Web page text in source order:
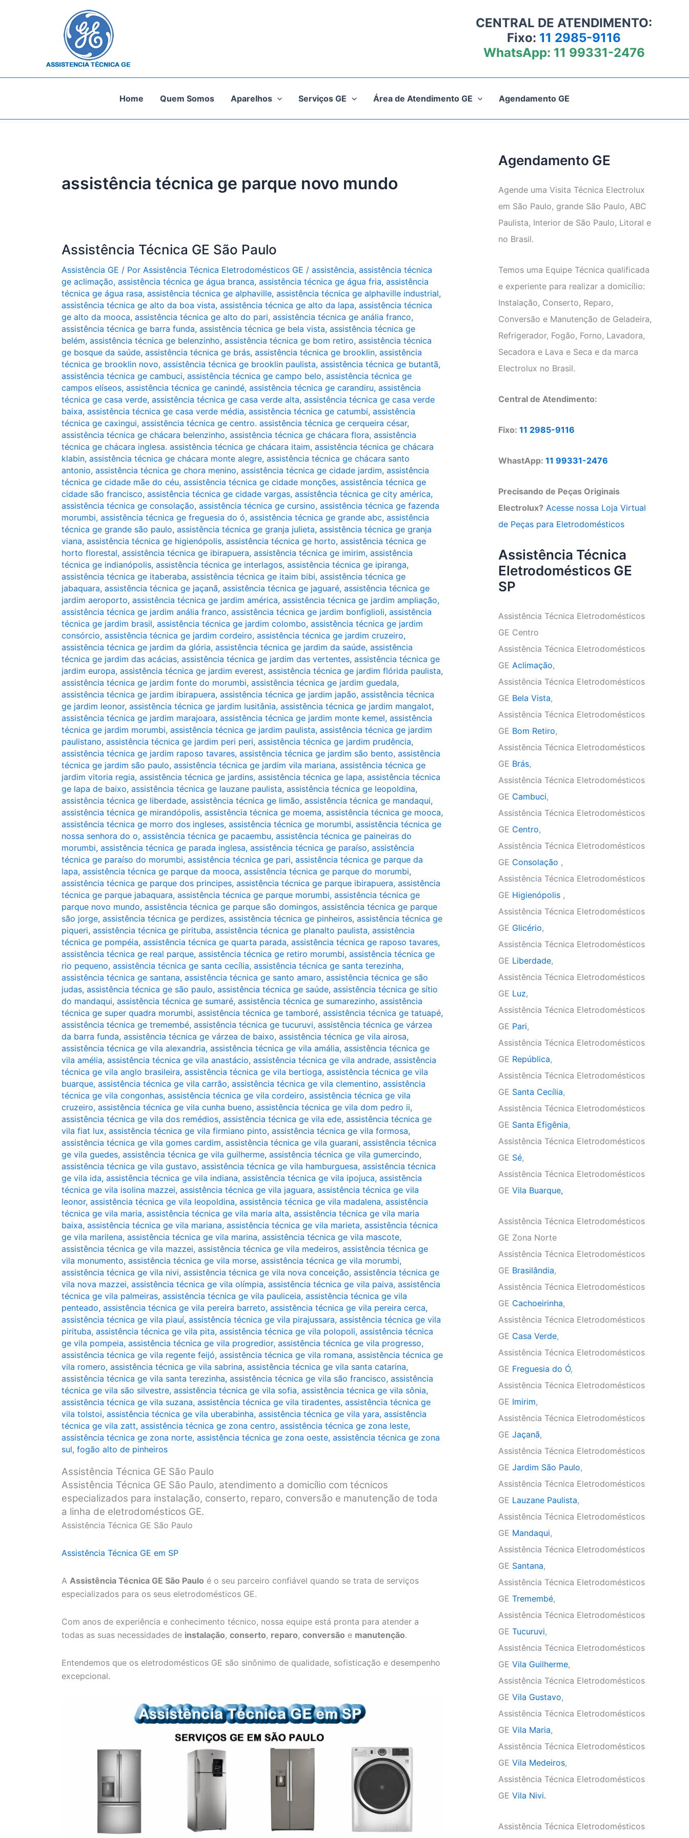
CENTRAL DE ATENDIMENTO:
Fixo: 11 2985-9116
WhatsApp: 11 99331-2476
Home Quem Somos Aparelhos Serviços GE Área de Atendimento GE Agendamento GE
assistência técnica ge parque novo mundo
Assistência Técnica GE São Paulo
Assistência GE / Por Assistência Técnica Eletrodomésticos GE / assistência, assistência técnica
ge aclimação, assistência técnica ge água branca, assistência técnica ge água fria, assistência
técnica ge água rasa, assistência técnica ge alphaville, assistência técnica ge alphaville industrial,
assistência técnica ge alto da boa vista, assistência técnica ge alto da lapa, assistência técnica
ge alto da mooca, assistência técnica ge alto do pari, assistência técnica ge anália franco,
assistência técnica ge barra funda, assistência técnica ge bela vista, assistência técnica ge
belém, assistência técnica ge belenzinho, assistência técnica ge bom retiro, assistência técnica
ge bosque da saúde, assistência técnica ge brás, assistência técnica ge brooklin, assistência
técnica ge brooklin novo, assistência técnica ge brooklin paulista, assistência técnica ge butantã,
assistência técnica ge cambuci, assistência técnica ge campo belo, assistência técnica ge
campos elíseos, assistência técnica ge canindé, assistência técnica ge carandiru, assistência
técnica ge casa verde, assistência técnica ge casa verde alta, assistência técnica ge casa verde
baixa, assistência técnica ge casa verde média, assistência técnica ge catumbi, assistência
técnica ge caxingui, assistência técnica ge centro. assistência técnica ge cerqueira césar,
assistência técnica ge chácara belenzinho, assistência técnica ge chácara flora, assistência
técnica ge chácara inglesa. assistência técnica ge chácara itaim, assistência técnica ge chácara
klabin, assistência técnica ge chácara monte alegre, assistência técnica ge chácara santo
antonio, assistência técnica ge chora menino, assistência técnica ge cidade jardim, assistência
técnica ge cidade mãe do céu, assistência técnica ge cidade monções, assistência técnica ge
cidade são francisco, assistência técnica ge cidade vargas, assistência técnica ge city américa,
assistência técnica ge consolação, assistência técnica ge cursino, assistência técnica ge fazenda
morumbi, assistência técnica ge freguesia do ó, assistência técnica ge grande abc, assistência
técnica ge grande são paulo, assistência técnica ge granja julieta, assistência técnica ge granja
viana, assistência técnica ge higienópolis, assistência técnica ge horto, assistência técnica ge
horto florestal, assistência técnica ge ibirapuera, assistência técnica ge imirim, assistência
técnica ge indianópolis, assistência técnica ge interlagos, assistência técnica ge ipiranga,
assistência técnica ge itaberaba, assistência técnica ge itaim bibi, assistência técnica ge
jabaquara, assistência técnica ge jaçanã, assistência técnica ge jaguaré, assistência técnica ge
jardim aeroporto, assistência técnica ge jardim américa, assistência técnica ge jardim ampliação,
assistência técnica ge jardim anália franco, assistência técnica ge jardim bonfiglioli, assistência
técnica ge jardim brasil, assistência técnica ge jardim colombo, assistência técnica ge jardim
consórcio, assistência técnica ge jardim cordeiro, assistência técnica ge jardim cruzeiro,
assistência técnica ge jardim da glória, assistência técnica ge jardim da saúde, assistência
técnica ge jardim das acácias, assistência técnica ge jardim das vertentes, assistência técnica ge
jardim europa, assistência técnica ge jardim everest, assistência técnica ge jardim flórida paulista,
assistência técnica ge jardim fonte do morumbi, assistência técnica ge jardim guedala,
assistência técnica ge jardim ibirapuera, assistência técnica ge jardim japão, assistência técnica
ge jardim leonor, assistência técnica ge jardim lusitânia, assistência técnica ge jardim mangalot,
assistência técnica ge jardim marajoara, assistência técnica ge jardim monte kemel, assistência
técnica ge jardim morumbi, assistência técnica ge jardim paulista, assistência técnica ge jardim
paulistano, assistência técnica ge jardim peri peri, assistência técnica ge jardim prudência,
assistência técnica ge jardim raposo tavares, assistência técnica ge jardim são bento, assistência
técnica ge jardim são paulo, assistência técnica ge jardim vila mariana, assistência técnica ge
jardim vitoria regia, assistência técnica ge jardins, assistência técnica ge lapa, assistência técnica
ge lapa de baixo, assistência técnica ge lauzane paulista, assistência técnica ge leopoldina,
assistência técnica ge liberdade, assistência técnica ge limão, assistência técnica ge mandaqui,
assistência técnica ge mirandópolis, assistência técnica ge moema, assistência técnica ge mooca,
assistência técnica ge morro dos ingleses, assistência técnica ge morumbi, assistência técnica ge
nossa senhora do o, assistência técnica ge pacaembu, assistência técnica ge paineiras do
morumbi, assistência técnica ge parada inglesa, assistência técnica ge paraíso, assistência
técnica ge paraíso do morumbi, assistência técnica ge pari, assistência técnica ge parque da
lapa, assistência técnica ge parque da mooca, assistência técnica ge parque do morumbi,
assistência técnica ge parque dos principes, assistência técnica ge parque ibirapuera, assistência
técnica ge parque jabaquara, assistência técnica ge parque morumbi, assistência técnica ge
parque novo mundo, assistência técnica ge parque são domingos, assistência técnica ge parque
são jorge, assistência técnica ge perdizes, assistência técnica ge pinheiros, assistência técnica ge
piqueri, assistência técnica ge pirituba, assistência técnica ge planalto paulista, assistência
técnica ge pompéia, assistência técnica ge quarta parada, assistência técnica ge raposo tavares,
assistência técnica ge real parque, assistência técnica ge retiro morumbi, assistência técnica ge
rio pequeno, assistência técnica ge santa cecília, assistência técnica ge santa terezinha,
assistência técnica ge santana, assistência técnica ge santo amaro, assistência técnica ge são
judas, assistência técnica ge são paulo, assistência técnica ge saúde, assistência técnica ge sítio
do mandaqui, assistência técnica ge sumaré, assistência técnica ge sumarezinho, assistência
técnica ge super quadra morumbi, assistência técnica ge tamboré, assistência técnica ge tatuapé,
assistência técnica ge tremembé, assistência técnica ge tucuruvi, assistência técnica ge várzea
da barra funda, assistência técnica ge várzea de baixo, assistência técnica ge vila airosa,
assistência técnica ge vila alexandria, assistência técnica ge vila amália, assistência técnica ge
vila amélia, assistência técnica ge vila anastácio, assistência técnica ge vila andrade, assistência
técnica ge vila anglo brasileira, assistência técnica ge vila bertioga, assistência técnica ge vila
buarque, assistência técnica ge vila carrão, assistência técnica ge vila clementino, assistência
técnica ge vila congonhas, assistência técnica ge vila cordeiro, assistência técnica ge vila
cruzeiro, assistência técnica ge vila cunha bueno, assistência técnica ge vila dom pedro ii,
assistência técnica ge vila dos remédios, assistência técnica ge vila ede, assistência técnica ge
vila fiat lux, assistência técnica ge vila firmiano pinto, assistência técnica ge vila formosa,
assistência técnica ge vila gomes cardim, assistência técnica ge vila guarani, assistência técnica
ge vila guedes, assistência técnica ge vila guilherme, assistência técnica ge vila gumercindo,
assistência técnica ge vila gustavo, assistência técnica ge vila hamburguesa, assistência técnica
ge vila ida, assistência técnica ge vila indiana, assistência técnica ge vila ipojuca, assistência
técnica ge vila isolina mazzei, assistência técnica ge vila jaguara, assistência técnica ge vila
leonor, assistência técnica ge vila leopoldina, assistência técnica ge vila madalena, assistência
técnica ge vila maria, assistência técnica ge vila maria alta, assistência técnica ge vila maria
baixa, assistência técnica ge vila mariana, assistência técnica ge vila marieta, assistência técnica
ge vila marilena, assistência técnica ge vila marina, assistência técnica ge vila mascote,
assistência técnica ge vila mazzei, assistência técnica ge vila medeiros, assistência técnica ge
vila monumento, assistência técnica ge vila morse, assistência técnica ge vila morumbi,
assistência técnica ge vila nivi, assistência técnica ge vila nova conceição, assistência técnica ge
vila nova mazzei, assistência técnica ge vila olímpia, assistência técnica ge vila paiva, assistência
técnica ge vila palmeiras, assistência técnica ge vila pauliceia, assistência técnica ge vila
penteado, assistência técnica ge vila pereira barreto, assistência técnica ge vila pereira cerca,
assistência técnica ge vila piauí, assistência técnica ge vila pirajussara, assistência técnica ge vila
pirituba, assistência técnica ge vila pita, assistência técnica ge vila polopoli, assistência técnica
ge vila pompeia, assistência técnica ge vila progredior, assistência técnica ge vila progresso,
assistência técnica ge vila regente feijó, assistência técnica ge vila romana, assistência técnica ge
vila romero, assistência técnica ge vila sabrina, assistência técnica ge vila santa catarina,
assistência técnica ge vila santa terezinha, assistência técnica ge vila são francisco, assistência
técnica ge vila são silvestre, assistência técnica ge vila sofia, assistência técnica ge vila sônia,
assistência técnica ge vila suzana, assistência técnica ge vila tiradentes, assistência técnica ge
vila tolstoi, assistência técnica ge vila uberabinha, assistência técnica ge vila yara, assistência
técnica ge vila zatt, assistência técnica ge zona centro, assistência técnica ge zona leste,
assistência técnica ge zona norte, assistência técnica ge zona oeste, assistência técnica ge zona
sul, fogão alto de pinheiros
Assistência Técnica GE São Paulo
Assistência Técnica GE São Paulo, atendimento a domicílio com técnicos
especializados para instalação, conserto, reparo, conversão e manutenção de toda
a linha de eletrodomésticos GE.
Assistência Técnica GE São Paulo
Assistência Técnica GE em SP
A Assistência Técnica GE São Paulo é o seu parceiro confiável quando se trata de serviços
especializados para os seus eletrodomésticos GE.
Com anos de experiência e conhecimento técnico, nossa equipe está pronta para atender a
todas as suas necessidades de instalação, conserto, reparo, conversão e manutenção.
Entendemos que os eletrodomésticos GE são sinônimo de qualidade, sofisticação e desempenho
excepcional.
Agendamento GE
Agende uma Visita Técnica Electrolux
em São Paulo, grande São Paulo, ABC
Paulista, Interior de São Paulo, Litoral e
no Brasil.
Temos uma Equipe Técnica qualificada
e experiente para realizar a domicílio:
Instalação, Conserto, Reparo,
Conversão e Manutenção de Geladeira,
Refrigerador, Fogão, Forno, Lavadora,
Secadora e Lava e Seca e da marca
Electrolux no Brasil.
Central de Atendimento:
Fixo: 11 2985-9116
WhastApp: 11 99331-2476
Precisando de Peças Originais
Electrolux? Acesse nossa Loja Virtual
de Peças para Eletrodomésticos
Assistência Técnica
Eletrodomésticos GE
SP
Assistência Técnica Eletrodomésticos
GE Centro
Assistência Técnica Eletrodomésticos
GE Aclimação,
Assistência Técnica Eletrodomésticos
GE Bela Vista,
Assistência Técnica Eletrodomésticos
GE Bom Retiro,
Assistência Técnica Eletrodomésticos
GE Brás,
Assistência Técnica Eletrodomésticos
GE Cambuci,
Assistência Técnica Eletrodomésticos
GE Centro,
Assistência Técnica Eletrodomésticos
GE Consolação ,
Assistência Técnica Eletrodomésticos
GE Higienópolis ,
Assistência Técnica Eletrodomésticos
GE Glicério,
Assistência Técnica Eletrodomésticos
GE Liberdade,
Assistência Técnica Eletrodomésticos
GE Luz,
Assistência Técnica Eletrodomésticos
GE Pari,
Assistência Técnica Eletrodomésticos
GE República,
Assistência Técnica Eletrodomésticos
GE Santa Cecília,
Assistência Técnica Eletrodomésticos
GE Santa Efigênia,
Assistência Técnica Eletrodomésticos
GE Sé,
Assistência Técnica Eletrodomésticos
GE Vila Buarque,
Assistência Técnica Eletrodomésticos
GE Zona Norte
Assistência Técnica Eletrodomésticos
GE Brasilândia,
Assistência Técnica Eletrodomésticos
GE Cachoeirinha,
Assistência Técnica Eletrodomésticos
GE Casa Verde,
Assistência Técnica Eletrodomésticos
GE Freguesia do Ó,
Assistência Técnica Eletrodomésticos
GE Imirim,
Assistência Técnica Eletrodomésticos
GE Jaçanã,
Assistência Técnica Eletrodomésticos
GE Jardim São Paulo,
Assistência Técnica Eletrodomésticos
GE Lauzane Paulista,
Assistência Técnica Eletrodomésticos
GE Mandaqui,
Assistência Técnica Eletrodomésticos
GE Santana,
Assistência Técnica Eletrodomésticos
GE Tremembé,
Assistência Técnica Eletrodomésticos
GE Tucuruvi,
Assistência Técnica Eletrodomésticos
GE Vila Guilherme,
Assistência Técnica Eletrodomésticos
GE Vila Gustavo,
Assistência Técnica Eletrodomésticos
GE Vila Maria,
Assistência Técnica Eletrodomésticos
GE Vila Medeiros,
Assistência Técnica Eletrodomésticos
GE Vila Nivi.
Assistência Técnica Eletrodomésticos